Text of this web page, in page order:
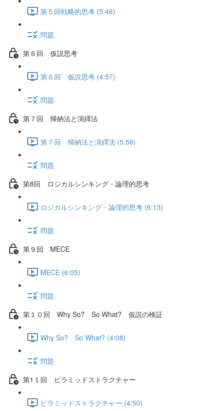
第５回戦略的思考 (5:46)
問題
第６回 仮説思考
第６回 仮説思考 (4:57)
問題
第７回 帰納法と演繹法
第７回 帰納法と演繹法 (5:58)
問題
第8回 ロジカルシンキング・論理的思考
ロジカルシンキング・論理的思考 (6:13)
問題
第９回 MECE
MECE (6:05)
問題
第１０回 Why So? So What? 仮説の検証
Why So? So What? (4:08)
問題
第1１回 ピラミッドストラクチャー
ピラミッドストラクチャー (4:50)